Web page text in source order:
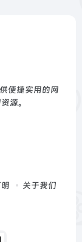
便捷实用的网
源。
关于我们